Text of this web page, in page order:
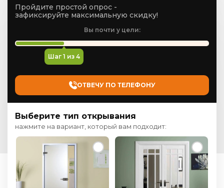
Пройдите простой опрос -
зафиксируйте максимальную скидку!
Вы почти у цели:
Шаг 1 из 4
ОТВЕЧУ ПО ТЕЛЕФОНУ
Выберите тип открывания
нажмите на вариант, который вам подходит: